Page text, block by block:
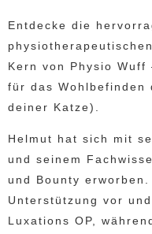
Entdecke die
Kern von Physio Wuff
für das Wohlbefinden
deiner Katze).
Helmut hat sich mit
und seinem
und Bounty
Unterstützung vor
Luxations OP,